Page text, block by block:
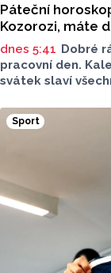
Páteční
Kozorozi, máte
dnes 5:41 Dobré
pracovní den.
svátek slaví
Sport